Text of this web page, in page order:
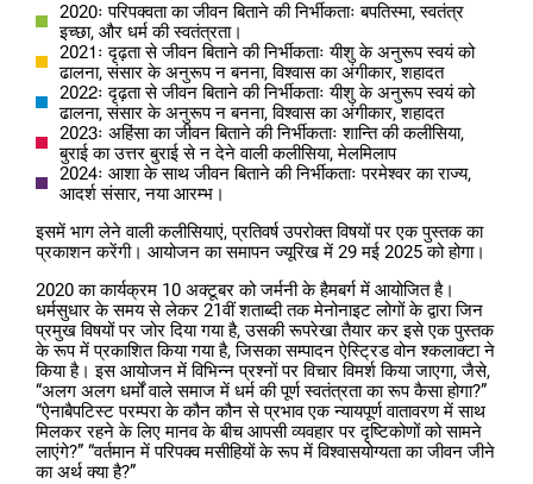
2020ः परिपक्वता का जीवन बिताने की निर्भीकताः बपतिस्मा, स्वतंत्र
इच्छा, और धर्म की स्वतंत्रता।
2021ः दृढ़ता से जीवन बिताने की निर्भीकताः यीशु के अनुरूप स्वयं को
ढालना, संसार के अनुरूप न बनना, विश्वास का अंगीकार, शहादत
2022ः दृढ़ता से जीवन बिताने की निर्भीकताः यीशु के अनुरूप स्वयं को
ढालना, संसार के अनुरूप न बनना, विश्वास का अंगीकार, शहादत
2023ः अहिंसा का जीवन बिताने की निर्भीकताः शान्ति की कलीसिया,
बुराई का उत्तर बुराई से न देने वाली कलीसिया, मेलमिलाप
2024ः आशा के साथ जीवन बिताने की निर्भीकताः परमेश्वर का राज्य,
आदर्श संसार, नया आरम्भ।
इसमें भाग लेने वाली कलीसियाएं, प्रतिवर्ष उपरोक्त विषयों पर एक पुस्तक का
प्रकाशन करेंगी। आयोजन का समापन ज्यूरिख में 29 मई 2025 को होगा।
2020 का कार्यक्रम 10 अक्टूबर को जर्मनी के हैमबर्ग में आयोजित है।
धर्मसुधार के समय से लेकर 21वीं शताब्दी तक मेनोनाइट लोगों के द्वारा जिन
प्रमुख विषयों पर जोर दिया गया है, उसकी रूपरेखा तैयार कर इसे एक पुस्तक
के रूप में प्रकाशित किया गया है, जिसका सम्पादन ऐस्ट्रिड वोन श्कलाक्टा ने
किया है। इस आयोजन में विभिन्न प्रश्नों पर विचार विमर्श किया जाएगा, जैसे,
“अलग अलग धर्मों वाले समाज में धर्म की पूर्ण स्वतंत्रता का रूप कैसा होगा?”
“ऐनाबैपटिस्ट परम्परा के कौन कौन से प्रभाव एक न्यायपूर्ण वातावरण में साथ
मिलकर रहने के लिए मानव के बीच आपसी व्यवहार पर दृष्टिकोणों को सामने
लाएंगे?” “वर्तमान में परिपक्व मसीहियों के रूप में विश्वासयोग्यता का जीवन जीने
का अर्थ क्या है?”